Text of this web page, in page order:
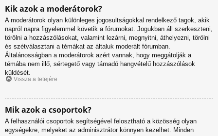
Kik azok a moderátorok?
A moderátorok olyan különleges jogosultságokkal rendelkező tagok, akik
napról napra figyelemmel követik a fórumokat. Jogukban áll szerkeszteni,
törölni a hozzászólásokat, valamint lezárni, megnyitni, áthelyezni, törölni
és szétválasztani a témákat az általuk moderált fórumban.
Általánosságban a moderátorok azért vannak, hogy meggátolják a
témába nem illő, sértegető vagy támadó hangvételű hozzászólások
küldését.
Vissza a tetejére
Mik azok a csoportok?
A felhasználói csoportok segítségével felosztható a közösség olyan
egységekre, melyeket az adminisztrátor könnyen kezelhet. Minden